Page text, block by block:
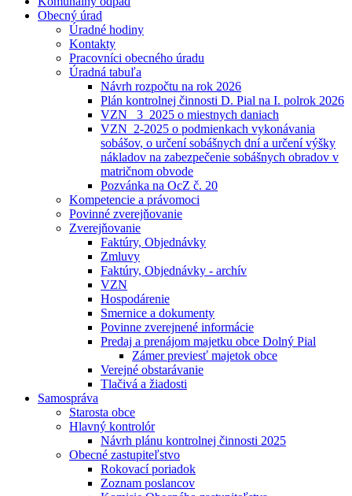
Obecný úrad
Úradné hodiny
Kontakty
Pracovníci obecného úradu
Úradná tabuľa
Návrh rozpočtu na rok 2026
Plán kontrolnej činnosti D. Pial na I. polrok 2026
VZN _3_2025 o miestnych daniach
VZN_2-2025 o podmienkach vykonávania
sobášov, o určení sobášnych dní a určení výšky
nákladov na zabezpečenie sobášnych obradov v
matričnom obvode
Pozvánka na OcZ č. 20
Kompetencie a právomoci
Povinné zverejňovanie
Zverejňovanie
Faktúry, Objednávky
Zmluvy
Faktúry, Objednávky - archív
VZN
Hospodárenie
Smernice a dokumenty
Povinne zverejnené informácie
Predaj a prenájom majetku obce Dolný Pial
Zámer previesť majetok obce
Verejné obstarávanie
Tlačivá a žiadosti
Samospráva
Starosta obce
Hlavný kontrolór
Návrh plánu kontrolnej činnosti 2025
Obecné zastupiteľstvo
Rokovací poriadok
Zoznam poslancov